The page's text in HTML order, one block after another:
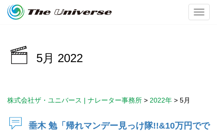
5月 2022
株式会社ザ・ユニバース | ナレーター事務所 > 2022年 > 5月
垂木 勉「帰れマンデー見っけ隊!!&10万円でで